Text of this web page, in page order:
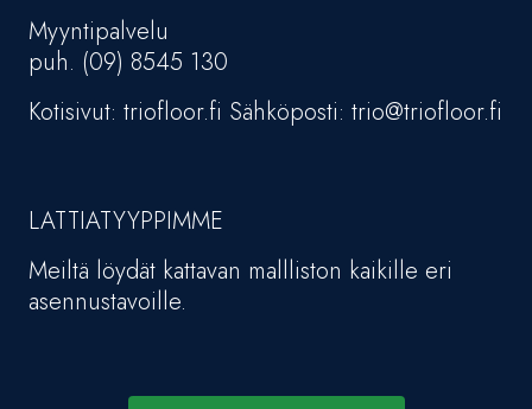
Myyntipalvelu
puh. (09) 8545 130
Kotisivut: triofloor.fi Sähköposti: trio@triofloor.fi
LATTIATYYPPIMME
Meiltä löydät kattavan mallliston kaikille eri
asennustavoille.